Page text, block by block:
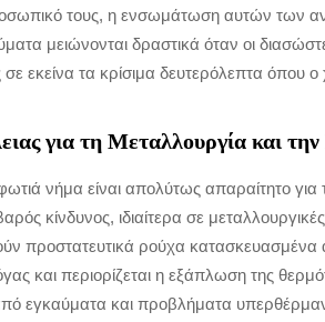
τους, η ενσωμάτωση αυτών των
μειώνονται δραστικά όταν οι
σε εκείνα τα κρίσιμα δευτερόλεπτα όπου ο
για τη Μεταλλουργία και
νήμα είναι απολύτως απαραίτητο
κίνδυνος, ιδιαίτερα σε
προστατευτικά ρούχα κατασκευασμένα
και περιορίζεται η εξάπλωση της
εγκαύματα και προβλήματα